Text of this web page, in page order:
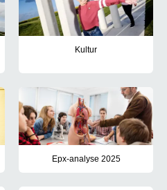
Kultur
Epx-analyse 2025